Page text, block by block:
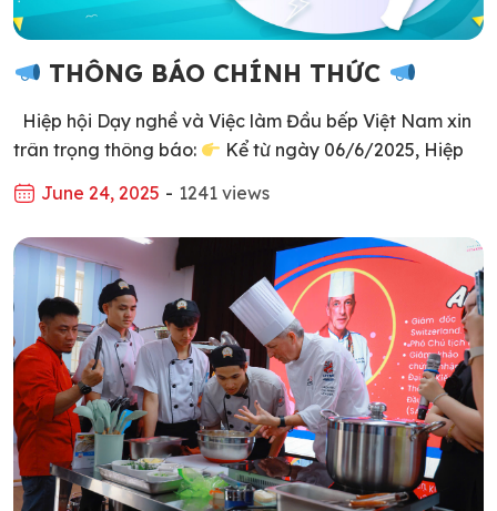
THÔNG BÁO CHÍNH THỨC
Hiệp hội Dạy nghề và Việc làm Đầu bếp Việt Nam xin
trân trọng thông báo:
Kể từ ngày 06/6/2025, Hiệp
hội chính thức sử dụng tên viết tắt tiếng Việt là: “HIỆP
HỘI DẠY NGHỀ VÀ VIỆC LÀM ĐẦU BẾP VIỆT NAM”
trong tất cả các hoạt động, giao dịch, truyền thông […]
June 24, 2025 - 1241 views